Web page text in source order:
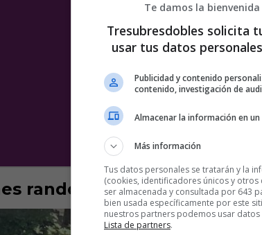
random [72 JPG]
Te damos la
Tresubresdobles solicita
usar tus datos
Publicidad y contenido
contenido, investigación de
Almacenar la información en
Más información
Tus datos personales se tratarán y la
(cookies, identificadores únicos y
ser almacenada y consultada por 643
bien usada específicamente por este
nuestros partners podemos usar
Lista de partners.